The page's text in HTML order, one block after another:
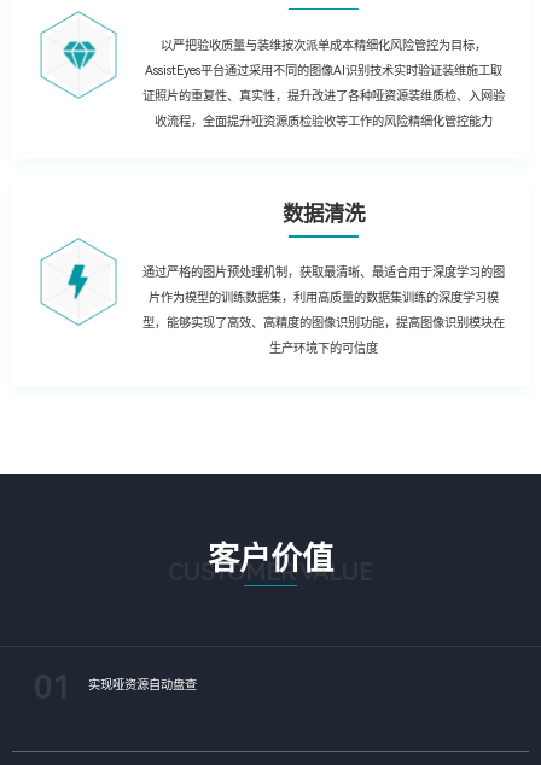
以严把验收质量与装维按次派单成本精细化风险管控为目标，
AssistEyes平台通过采用不同的图像AI识别技术实时验证装维施工取
证照片的重复性、真实性，提升改进了各种哑资源装维质检、入网验
收流程，全面提升哑资源质检验收等工作的风险精细化管控能力
数据清洗
通过严格的图片预处理机制，获取最清晰、最适合用于深度学习的图
片作为模型的训练数据集，利用高质量的数据集训练的深度学习模
型，能够实现了高效、高精度的图像识别功能，提高图像识别模块在
生产环境下的可信度
客户价值
CUSTOMER VALUE
实现哑资源自动盘查